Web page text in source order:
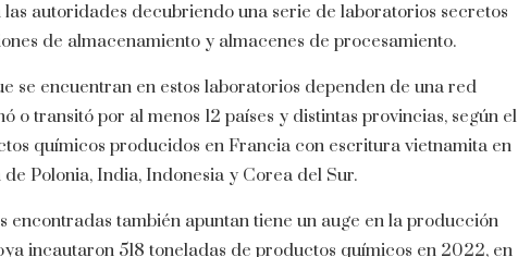
autoridades decubriendo una serie de laboratorios secretos
de almacenamiento y almacenes de procesamiento.
se encuentran en estos laboratorios dependen de una red
o transitó por al menos 12 países y distintas provincias, según el
químicos producidos en Francia con escritura vietnamita en
Polonia, India, Indonesia y Corea del Sur.
también apuntan tiene un auge en la producción
incautaron 518 toneladas de productos químicos en 2022, en